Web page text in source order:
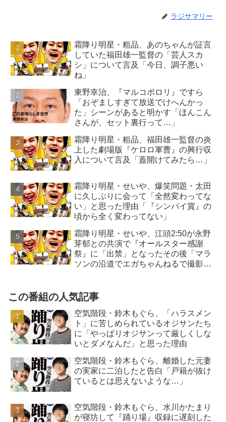
ラジサマリー
霜降り明星・粗品、あのちゃんが証言
していた福田雄一監督の「芸人スカ
シ」について言及「今日、調子悪い
ね」
東野幸治、『マルコポロリ』ですら
「おぞましすぎて放送でけへんかっ
た」シーンがあると明かす「ほんこん
さんが、セット裏行って…」
霜降り明星・粗品、福田雄一監督の炎
上した劇場版『ケロロ軍曹』の興行収
入について言及「蓋開けてみたら…」
霜降り明星・せいや、爆笑問題・太田
に久しぶりに会って「全然変わってな
い」と思った理由「『シンパイ賞』の
頃から全く変わってない」
霜降り明星・せいや、江頭2:50が永野
芽郁との共演で『オールスター感謝
祭』に「出禁」となったその後「マラ
ソンの沿道でエガちゃんねるで撮影
この番組の人気記事
空気階段・鈴木もぐら、「ハラスメン
ト」に苦しめられているオジサンたち
に「やっぱりオジサンって厳しくしな
いとダメなんだ」と思った理由
空気階段・鈴木もぐら、離婚した元妻
の実家に二泊したと告白「戸籍が抜け
ているとは思えないような…」
空気階段・鈴木もぐら、水川かたまり
が寝坊して『踊り場』収録に遅刻した